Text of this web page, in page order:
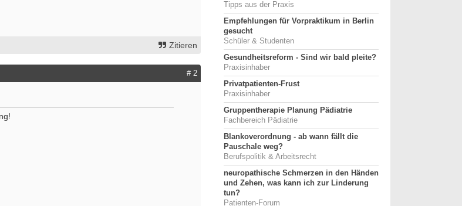
Zitieren
# 2
Tipps aus der Praxis
Empfehlungen für Vorpraktikum in Berlin
gesucht
Schüler & Studenten
Gesundheitsreform - Sind wir bald pleite?
Praxisinhaber
Privatpatienten-Frust
Praxisinhaber
Gruppentherapie Planung Pädiatrie
Fachbereich Pädiatrie
Blankoverordnung - ab wann fällt die
Pauschale weg?
Berufspolitik & Arbeitsrecht
neuropathische Schmerzen in den Händen
und Zehen, was kann ich zur Linderung
tun?
Patienten-Forum